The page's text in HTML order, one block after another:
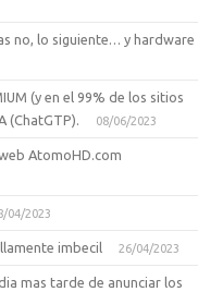
no, lo siguiente… y hardware
(y en el 99% de los sitios
(ChatGTP).
08/06/2023
AtomoHD.com
04/2023
imbecil 26/04/2023
mas tarde de anunciar los